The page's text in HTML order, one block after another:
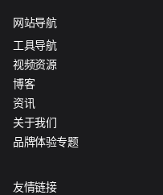
网站导航
工具导航
视频资源
博客
资讯
关于我们
品牌体验专题
友情链接